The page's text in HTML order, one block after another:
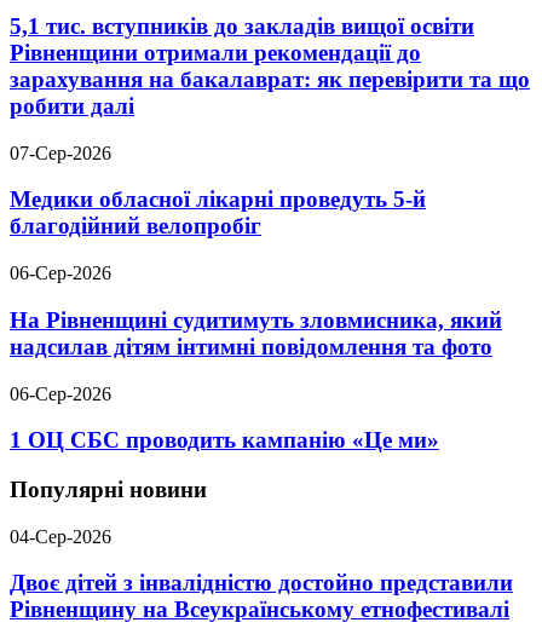
5,1 тис. вступників до закладів вищої освіти
Рівненщини отримали рекомендації до
зарахування на бакалаврат: як перевірити та що
робити далі
07-Сер-2026
Медики обласної лікарні проведуть 5-й
благодійний велопробіг
06-Сер-2026
На Рівненщині судитимуть зловмисника, який
надсилав дітям інтимні повідомлення та фото
06-Сер-2026
1 ОЦ СБС проводить кампанію «Це ми»
Популярні новини
04-Сер-2026
Двоє дітей з інвалідністю достойно представили
Рівненщину на Всеукраїнському етнофестивалі